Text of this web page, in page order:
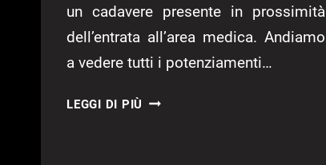
un cadavere presente in prossimità
dell’entrata all’area medica. Andiamo
a vedere tutti i potenziamenti…
LEGGI DI PIÙ THE